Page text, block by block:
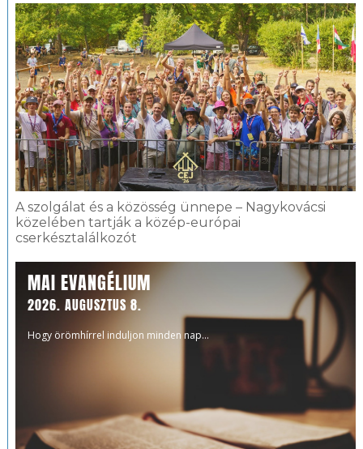
A szolgálat és a közösség ünnepe – Nagykovácsi
közelében tartják a közép-európai
cserkésztalálkozót
MAI EVANGÉLIUM
2026. AUGUSZTUS 8.
Hogy örömhírrel induljon minden nap...